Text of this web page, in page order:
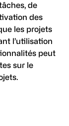
de
des
les projets
l’utilisation
peut
sur le